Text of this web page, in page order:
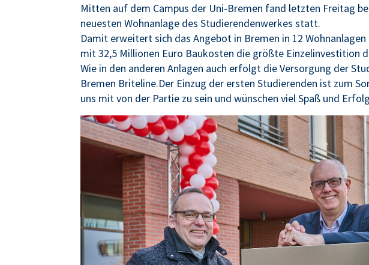
Mitten auf dem Campus der Uni-Bremen fand letzten Freitag
neuesten Wohnanlage des Studierendenwerkes statt.
Damit erweitert sich das Angebot in Bremen in 12
mit 32,5 Millionen Euro Baukosten die größte Einzelinvestition
Wie in den anderen Anlagen auch erfolgt die Versorgung der
Bremen Briteline.Der Einzug der ersten Studierenden ist zum
uns mit von der Partie zu sein und wünschen viel Spaß und